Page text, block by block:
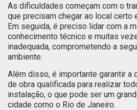
As dificuldades começam com o
que precisam chegar ao local certo
Em seguida, é preciso lidar com a
conhecimento técnico e muitas
inadequada, comprometendo a
ambiente.
Além disso, é importante garantir a
de obra qualificada para realizar
instalação, o que pode ser um
cidade como o Rio de Janeiro.